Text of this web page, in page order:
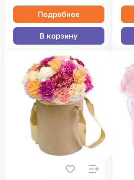
Подробнее
В корзину